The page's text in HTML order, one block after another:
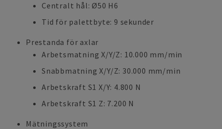
Centralt hål: Ø50 H6
Tid för palettbyte: 9 sekunder
Prestanda för axlar
Arbetsmatning X/Y/Z: 10.000 mm/min
Snabbmatning X/Y/Z: 30.000 mm/min
Arbetskraft S1 X/Y: 4.800 N
Arbetskraft S1 Z: 7.200 N
Mätningssystem